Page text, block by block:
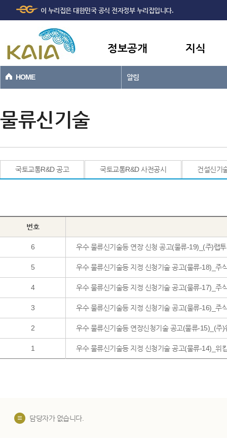
본문바로가기
이 누리집은 대한민국 공식 전자정부 누리집입니다.
정보공개 지식
HOME 알림
물류신기술
국토교통R&D 공고 국토교통R&D 사전공시 건설신기
번호
6 우수 물류신기술등 연장 신청 공고(물류-19)_(주)랩
5 우수 물류신기술등 지정 신청기술 공고(물류-18)_주
4 우수 물류신기술등 지정 신청기술 공고(물류-17)_주
3 우수 물류신기술등 지정 신청기술 공고(물류-16)_주
2 우수 물류신기술등 연장신청기술 공고(물류-15)_(주)
1 우수 물류신기술등 지정 신청기술 공고(물류-14)_위
담당자가 없습니다.